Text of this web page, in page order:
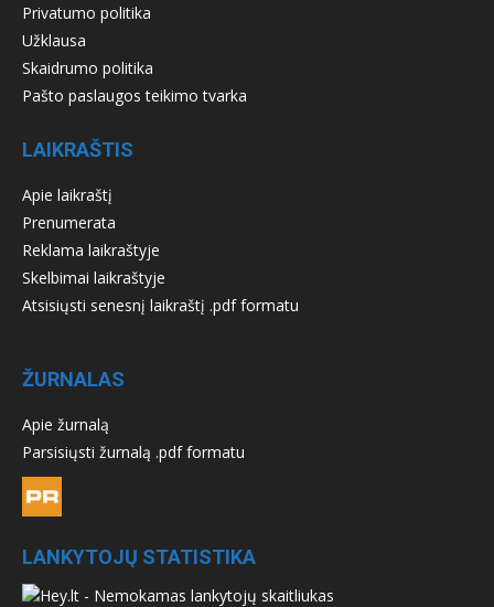
Privatumo politika
Užklausa
Skaidrumo politika
Pašto paslaugos teikimo tvarka
LAIKRAŠTIS
Apie laikraštį
Prenumerata
Reklama laikraštyje
Skelbimai laikraštyje
Atsisiųsti senesnį laikraštį .pdf formatu
ŽURNALAS
Apie žurnalą
Parsisiųsti žurnalą .pdf formatu
LANKYTOJŲ STATISTIKA